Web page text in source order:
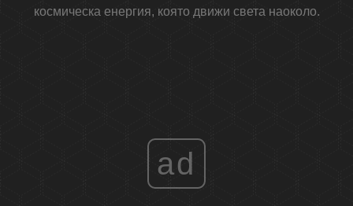
космическа енергия, която движи света наоколо.
ad